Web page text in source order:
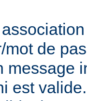
mot de
message
est